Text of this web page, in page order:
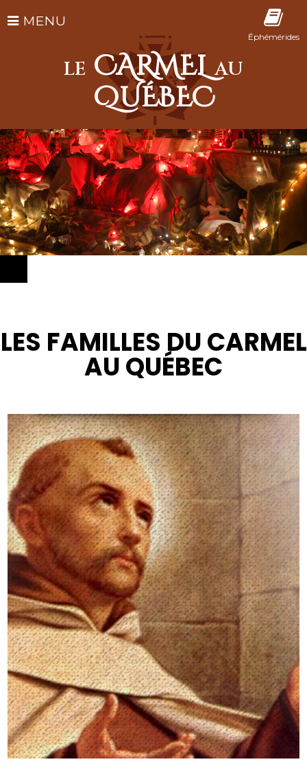
Éphémérides
MENU
LE CARMELAU
QUÉBEC
LES FAMILLES DU CARMEL
AU QUÉBEC